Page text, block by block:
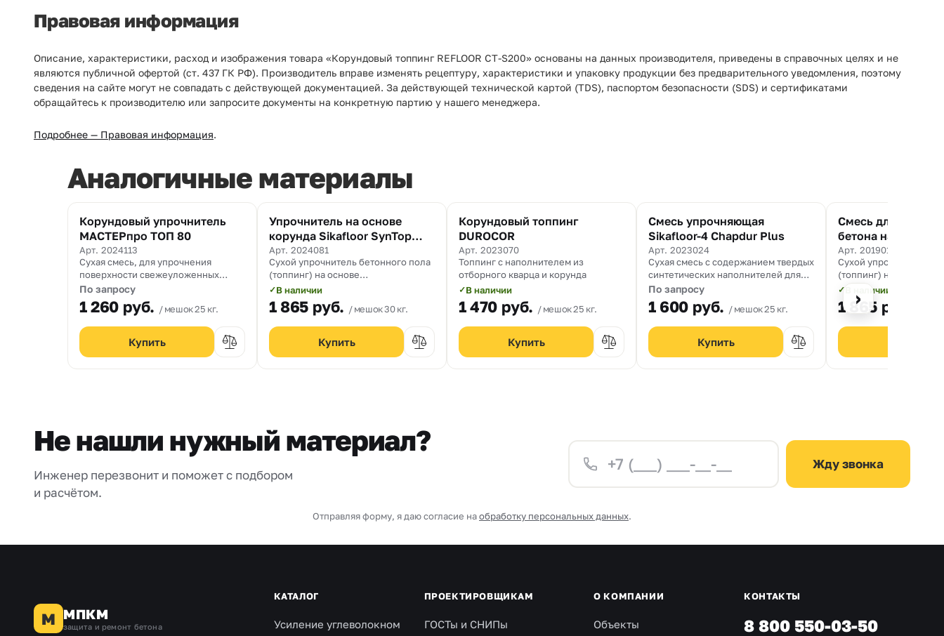
Правовая информация
Описание, характеристики, расход и изображения товара «Корундовый топпинг REFLOOR CT-S200» основаны на данных производителя, приведены в справочных целях и не
являются публичной офертой (ст. 437 ГК РФ). Производитель вправе изменять рецептуру, характеристики и упаковку продукции без предварительного уведомления, поэтому
сведения на сайте могут не совпадать с действующей документацией. За действующей технической картой (TDS), паспортом безопасности (SDS) и сертификатами
обращайтесь к производителю или запросите документы на конкретную партию у нашего менеджера.
Подробнее — Правовая информация.
Аналогичные материалы
Корундовый упрочнитель
МАСТЕРпро ТОП 80
Арт. 2024113
Сухая смесь, для упрочнения
поверхности свежеуложенных
промышленных бетонных полов,
содержащая корундовый
наполнитель.
По запросу
1 260 руб. мешок 25 кг.
Упрочнитель на основе
корунда Sikafloor SynTop
445
Арт. 2024081
Сухой упрочнитель бетонного пола
(топпинг) на основе
высокоабразивных заполнителей
корундового типа и добавок.
✓В наличии
1 865 руб. мешок 30 кг.
Хит
Корундовый топпинг
DUROCOR
Арт. 2023070
Топпинг с наполнителем из
отборного кварца и корунда
✓В наличии
1 470 руб. мешок 25 кг.
Смесь упрочняющая
Sikafloor-4 Chapdur Plus
Арт. 2023024
Сухая смесь с содержанием твердых
синтетических наполнителей для
упрочнения бетонных полов
По запросу
1 600 руб. мешок 25 кг.
Смесь для
бетона на
основе MasterTop
Арт. 2019014
Сухой упрочнитель
(топпинг) на основе
высокоабразивных
корундового типа и
✓ В наличии
1 865 руб.
›
Не нашли нужный материал?
Инженер перезвонит и поможет с подбором
и расчётом.
Жду звонка
Отправляя форму, я даю согласие наобработку персональных данных.
М МПКМ
защита и ремонт бетона
КАТАЛОГ
Усиление углеволокном
ПРОЕКТИРОВЩИКАМ
ГОСТы и СНИПы
О КОМПАНИИ
Объекты
КОНТАКТЫ
8 800 550-03-50